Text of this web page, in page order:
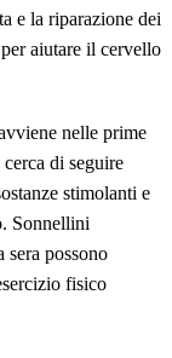
e la riparazione dei
aiutare il cervello
nelle prime
di seguire
stimolanti e
Sonnellini
possono
fisico